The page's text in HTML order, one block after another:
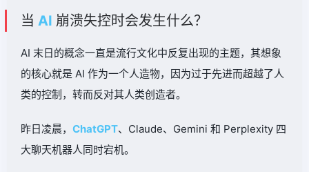
当 AI 崩溃失控时会发生什么？
AI 末日的概念一直是流行文化中反复出现的主题，其想象
的核心就是 AI 作为一个人造物，因为过于先进而超越了人
类的控制，转而反对其人类创造者。
昨日凌晨， ChatGPT、Claude、Gemini 和 Perplexity 四
大聊天机器人同时宕机。